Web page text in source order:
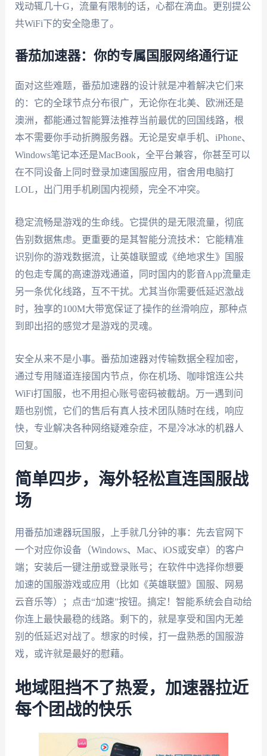
戏动辄几十G，流量有限制的话，心都在滴血。更别提公
共WiFi下的安全隐患了。
番茄加速器：你的专属国服网络通行证
面对这些难题，番茄加速器的设计就是冲着解决它们来
的：它的全球节点分布很广，无论你在北美、欧洲还是
澳洲，都能通过智能算法推荐当前最优的回国线路，根
本不需要你手动折腾服务器。无论是安卓手机、iPhone、
Windows笔记本还是MacBook，全平台兼容，你甚至可以
在不同设备上同时登录加速国服应用，宿舍用电脑打
LOL，出门用手机刷国内视频，完全不冲突。
稳定流畅是游戏的生命线。它提供的是无限流量，彻底
告别数据焦虑。更重要的是其智能分流技术：它能精准
识别你的游戏数据流，让英雄联盟或《绝地求生》国服
的包走专属的高速游戏通道，同时国内的影音App流量走
另一条优化线路，互不干扰。尤其当你需要低延迟激战
时，独享的100M大带宽保证了操作的丝滑响应，那种点
到即出招的感觉才是游戏的灵魂。
安全从来不是小事。番茄加速器对传输数据全程加密，
通过专用隧道连接国内节点，你在机场、咖啡馆连公共
WiFi打国服，也不用担心账号密码被截胡。万一遇到问
题也别慌，它们的售后有真人技术团队随时在线，响应
快，专业解决各种网络疑难杂症，不是冷冰冰的机器人
回复。
简单四步，海外轻松直连国服战
场
用番茄加速器玩国服，上手就几分钟的事：先去官网下
一个对应你设备（Windows、Mac、iOS或安卓）的客户
端；安装后一键注册或登录账号；在软件中选择你想要
加速的国服游戏或应用（比如《英雄联盟》国服、网易
云音乐等）；点击“加速”按钮。搞定！智能系统会自动给
你连上最快最稳的线路。剩下的，就是享受和国内无差
别的低延迟对战了。想家的时候，打一盘熟悉的国服游
戏，或许就是最好的慰藉。
地域阻挡不了热爱，加速器拉近
每个团战的快乐